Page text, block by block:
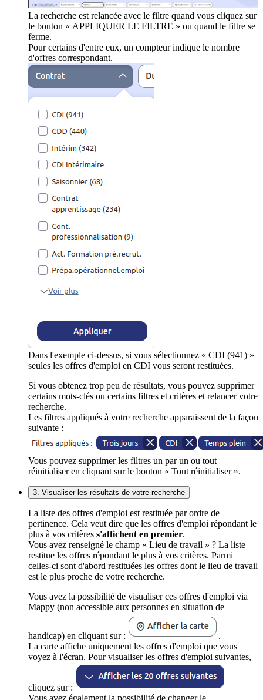
La recherche est relancée avec le filtre quand vous cliquez sur
le bouton « APPLIQUER LE FILTRE » ou quand le filtre se
ferme.
Pour certains d'entre eux, un compteur indique le nombre
d'offres correspondant.
Dans l'exemple ci-dessus, si vous sélectionnez « CDI (941) »
seules les offres d'emploi en CDI vous seront restituées.
Si vous obtenez trop peu de résultats, vous pouvez supprimer
certains mots-clés ou certains filtres et critères et relancer votre
recherche.
Les filtres appliqués à votre recherche apparaissent de la façon
suivante :
Vous pouvez supprimer les filtres un par un ou tout
réinitialiser en cliquant sur le bouton « Tout réinitialiser ».
3. Visualiser les résultats de votre recherche
La liste des offres d'emploi est restituée par ordre de
pertinence. Cela veut dire que les offres d'emploi répondant le
plus à vos critères s'affichent en premier.
Vous avez renseigné le champ « Lieu de travail » ? La liste
restitue les offres répondant le plus à vos critères. Parmi
celles-ci sont d'abord restituées les offres dont le lieu de travail
est le plus proche de votre recherche.
Vous avez la possibilité de visualiser ces offres d'emploi via
Mappy (non accessible aux personnes en situation de
handicap) en cliquant sur :
.
La carte affiche uniquement les offres d'emploi que vous
voyez à l'écran. Pour visualiser les offres d'emploi suivantes,
cliquez sur :
Vous avez également la possibilité de changer le